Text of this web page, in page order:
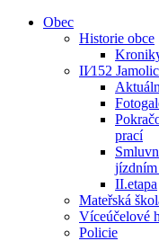
Obec
Historie obce
II⁄152
prací
jízdním
II.etapa
Mateřská
Víceúčelové
Policie